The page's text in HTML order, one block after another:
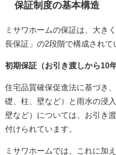
保証制度の基本構造
ミサワホームの保証は、大き
長保証」の2段階で構成されて
初期保証（お引き渡しから10年
住宅品質確保促進法に基づき
礎、柱、壁など）と雨水の浸
壁など）については、お引き
付けられています。
ミサワホームでは、これに加